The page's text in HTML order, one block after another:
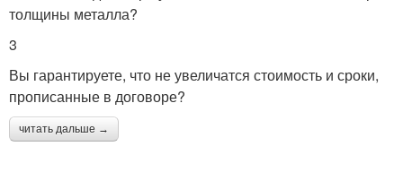
толщины металла?
3
Вы гарантируете, что не увеличатся стоимость и сроки,
прописанные в договоре?
читать дальше →